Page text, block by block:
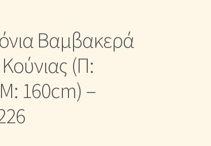
Βαμβακερά
(Π:
160cm) –